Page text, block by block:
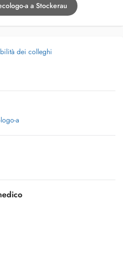
a a Stockerau
dei colleghi
a